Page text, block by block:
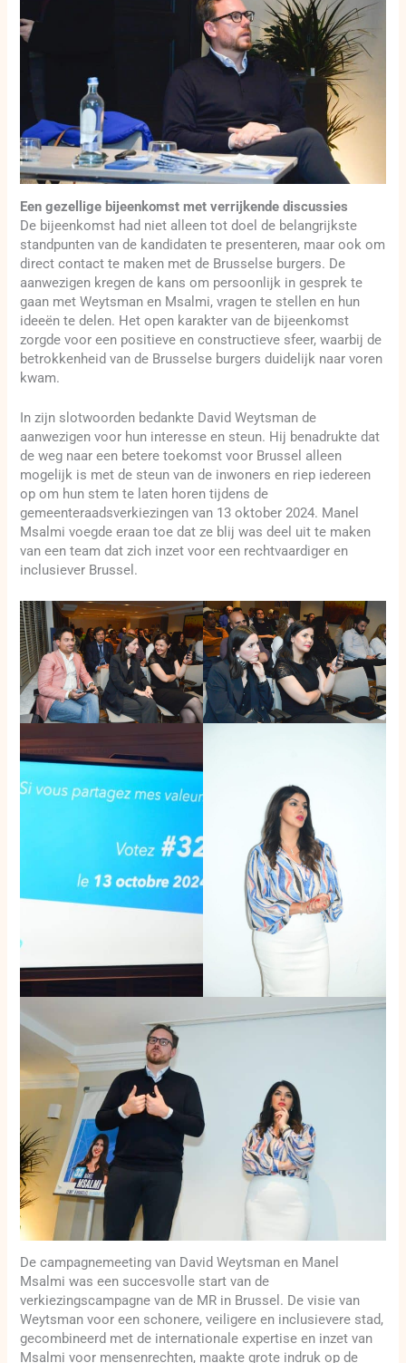
Een gezellige bijeenkomst met verrijkende discussies
De bijeenkomst had niet alleen tot doel de belangrijkste
standpunten van de kandidaten te presenteren, maar ook om
direct contact te maken met de Brusselse burgers. De
aanwezigen kregen de kans om persoonlijk in gesprek te
gaan met Weytsman en Msalmi, vragen te stellen en hun
ideeën te delen. Het open karakter van de bijeenkomst
zorgde voor een positieve en constructieve sfeer, waarbij de
betrokkenheid van de Brusselse burgers duidelijk naar voren
kwam.
In zijn slotwoorden bedankte David Weytsman de
aanwezigen voor hun interesse en steun. Hij benadrukte dat
de weg naar een betere toekomst voor Brussel alleen
mogelijk is met de steun van de inwoners en riep iedereen
op om hun stem te laten horen tijdens de
gemeenteraadsverkiezingen van 13 oktober 2024. Manel
Msalmi voegde eraan toe dat ze blij was deel uit te maken
van een team dat zich inzet voor een rechtvaardiger en
inclusiever Brussel.
De campagnemeeting van David Weytsman en Manel
Msalmi was een succesvolle start van de
verkiezingscampagne van de MR in Brussel. De visie van
Weytsman voor een schonere, veiligere en inclusievere stad,
gecombineerd met de internationale expertise en inzet van
Msalmi voor mensenrechten, maakte grote indruk op de